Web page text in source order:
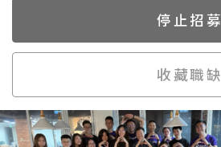
停止招募
收藏職缺